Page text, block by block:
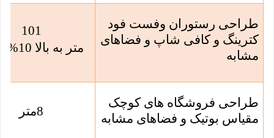
طراحی رستوران وفست فود
کترینگ و کافی شاپ و فضاهای
مشابه
101
متر به بالا 10% کسر
طراحی فروشگاه های کوچک
مقیاس بوتیک و فضاهای مشابه
8متر